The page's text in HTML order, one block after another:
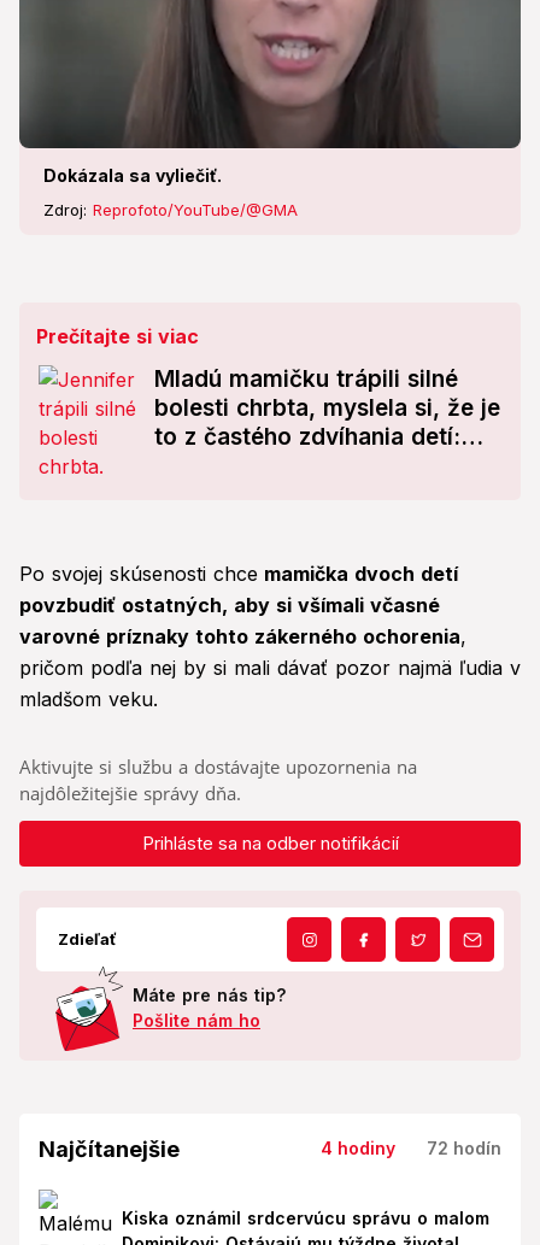
Dokázala sa vyliečiť.
Zdroj: Reprofoto/YouTube/@GMA
Prečítajte si viac
Mladú mamičku trápili silné
bolesti chrbta, myslela si, že je
to z častého zdvíhania detí:
Po svojej skúsenosti chce mamička dvoch detí
povzbudiť ostatných, aby si všímali včasné
varovné príznaky tohto zákerného ochorenia,
pričom podľa nej by si mali dávať pozor najmä ľudia v
mladšom veku.
Aktivujte si službu a dostávajte upozornenia na
najdôležitejšie správy dňa.
Prihláste sa na odber notifikácií
Zdieľať
Máte pre nás tip?
Pošlite nám ho
Najčítanejšie 4 hodiny 72 hodín
Kiska oznámil srdcervúcu správu o malom